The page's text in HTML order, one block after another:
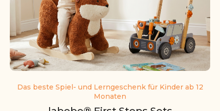
Das beste Spiel- und Lerngeschenk für Kinder ab 12
Monaten